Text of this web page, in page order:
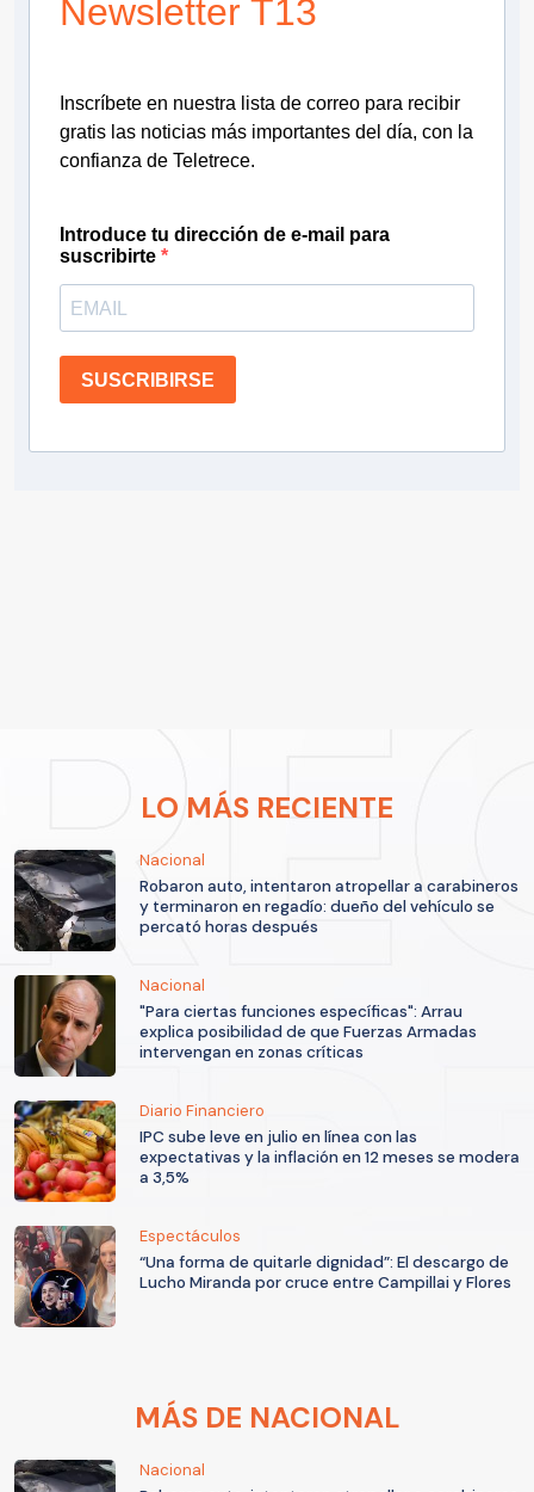
Newsletter T13
Inscríbete en nuestra lista de correo para recibir
gratis las noticias más importantes del día, con la
confianza de Teletrece.
Introduce tu dirección de e-mail para
suscribirte
SUSCRIBIRSE
LO MÁS RECIENTE
Nacional
Robaron auto, intentaron atropellar a carabineros
y terminaron en regadío: dueño del vehículo se
percató horas después
Nacional
"Para ciertas funciones específicas": Arrau
explica posibilidad de que Fuerzas Armadas
intervengan en zonas críticas
Diario Financiero
IPC sube leve en julio en línea con las
expectativas y la inflación en 12 meses se modera
a 3,5%
Espectáculos
“Una forma de quitarle dignidad”: El descargo de
Lucho Miranda por cruce entre Campillai y Flores
MÁS DE NACIONAL
Nacional